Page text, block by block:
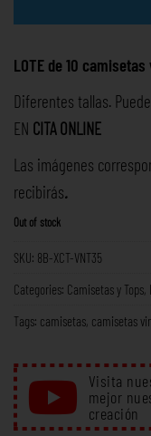
LOTE de 10
Diferentes tallas.
EN CITA ONLINE
Las imágenes
recibirás.
Out of stock
SKU: 8B-XCT-VNT35
Categories: Camisetas y Tops
Tags: camisetas camisetas
Visita
mejor
creación